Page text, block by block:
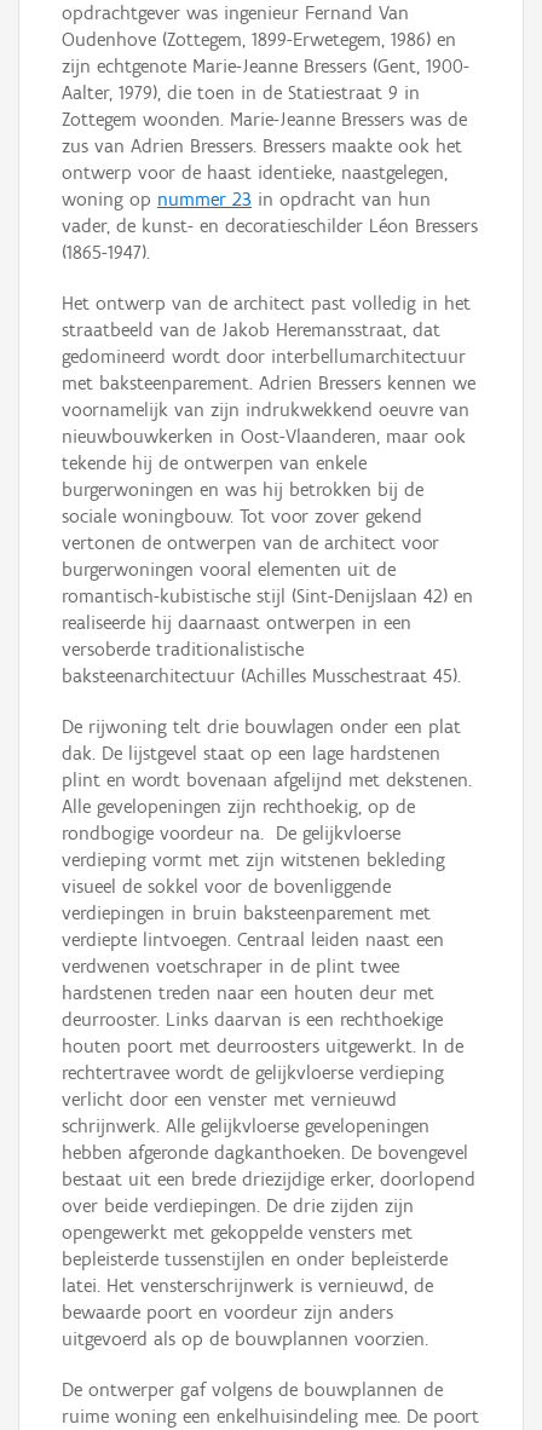
opdrachtgever was ingenieur Fernand Van
Oudenhove (Zottegem, 1899-Erwetegem, 1986) en
zijn echtgenote Marie-Jeanne Bressers (Gent, 1900-
Aalter, 1979), die toen in de Statiestraat 9 in
Zottegem woonden. Marie-Jeanne Bressers was de
zus van Adrien Bressers. Bressers maakte ook het
ontwerp voor de haast identieke, naastgelegen,
woning op nummer 23 in opdracht van hun
vader, de kunst- en decoratieschilder Léon Bressers
(1865-1947).
Het ontwerp van de architect past volledig in het
straatbeeld van de Jakob Heremansstraat, dat
gedomineerd wordt door interbellumarchitectuur
met baksteenparement. Adrien Bressers kennen we
voornamelijk van zijn indrukwekkend oeuvre van
nieuwbouwkerken in Oost-Vlaanderen, maar ook
tekende hij de ontwerpen van enkele
burgerwoningen en was hij betrokken bij de
sociale woningbouw. Tot voor zover gekend
vertonen de ontwerpen van de architect voor
burgerwoningen vooral elementen uit de
romantisch-kubistische stijl (Sint-Denijslaan 42) en
realiseerde hij daarnaast ontwerpen in een
versoberde traditionalistische
baksteenarchitectuur (Achilles Musschestraat 45).
De rijwoning telt drie bouwlagen onder een plat
dak. De lijstgevel staat op een lage hardstenen
plint en wordt bovenaan afgelijnd met dekstenen.
Alle gevelopeningen zijn rechthoekig, op de
rondbogige voordeur na. De gelijkvloerse
verdieping vormt met zijn witstenen bekleding
visueel de sokkel voor de bovenliggende
verdiepingen in bruin baksteenparement met
verdiepte lintvoegen. Centraal leiden naast een
verdwenen voetschraper in de plint twee
hardstenen treden naar een houten deur met
deurrooster. Links daarvan is een rechthoekige
houten poort met deurroosters uitgewerkt. In de
rechtertravee wordt de gelijkvloerse verdieping
verlicht door een venster met vernieuwd
schrijnwerk. Alle gelijkvloerse gevelopeningen
hebben afgeronde dagkanthoeken. De bovengevel
bestaat uit een brede driezijdige erker, doorlopend
over beide verdiepingen. De drie zijden zijn
opengewerkt met gekoppelde vensters met
bepleisterde tussenstijlen en onder bepleisterde
latei. Het vensterschrijnwerk is vernieuwd, de
bewaarde poort en voordeur zijn anders
uitgevoerd als op de bouwplannen voorzien.
De ontwerper gaf volgens de bouwplannen de
ruime woning een enkelhuisindeling mee. De poort